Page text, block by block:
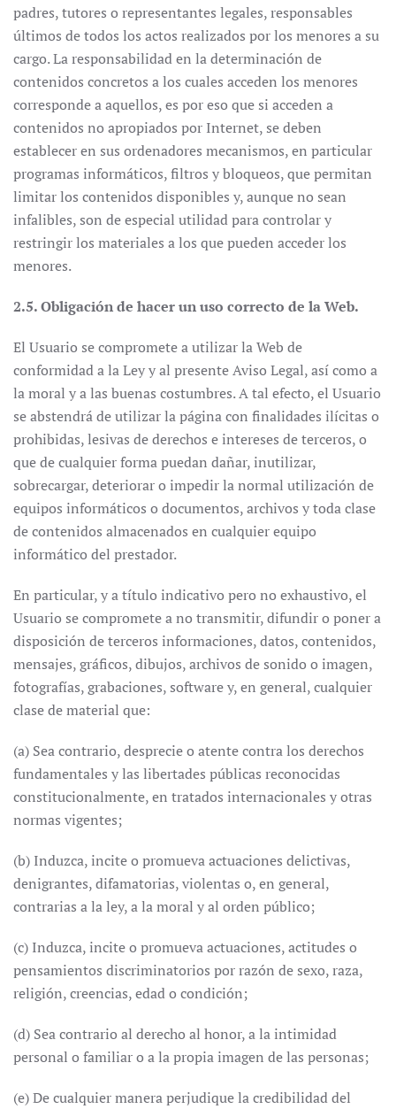
padres, tutores o representantes legales, responsables
últimos de todos los actos realizados por los menores a su
cargo. La responsabilidad en la determinación de
contenidos concretos a los cuales acceden los menores
corresponde a aquellos, es por eso que si acceden a
contenidos no apropiados por Internet, se deben
establecer en sus ordenadores mecanismos, en particular
programas informáticos, filtros y bloqueos, que permitan
limitar los contenidos disponibles y, aunque no sean
infalibles, son de especial utilidad para controlar y
restringir los materiales a los que pueden acceder los
menores.
2.5. Obligación de hacer un uso correcto de la Web.
El Usuario se compromete a utilizar la Web de
conformidad a la Ley y al presente Aviso Legal, así como a
la moral y a las buenas costumbres. A tal efecto, el Usuario
se abstendrá de utilizar la página con finalidades ilícitas o
prohibidas, lesivas de derechos e intereses de terceros, o
que de cualquier forma puedan dañar, inutilizar,
sobrecargar, deteriorar o impedir la normal utilización de
equipos informáticos o documentos, archivos y toda clase
de contenidos almacenados en cualquier equipo
informático del prestador.
En particular, y a título indicativo pero no exhaustivo, el
Usuario se compromete a no transmitir, difundir o poner a
disposición de terceros informaciones, datos, contenidos,
mensajes, gráficos, dibujos, archivos de sonido o imagen,
fotografías, grabaciones, software y, en general, cualquier
clase de material que:
(a) Sea contrario, desprecie o atente contra los derechos
fundamentales y las libertades públicas reconocidas
constitucionalmente, en tratados internacionales y otras
normas vigentes;
(b) Induzca, incite o promueva actuaciones delictivas,
denigrantes, difamatorias, violentas o, en general,
contrarias a la ley, a la moral y al orden público;
(c) Induzca, incite o promueva actuaciones, actitudes o
pensamientos discriminatorios por razón de sexo, raza,
religión, creencias, edad o condición;
(d) Sea contrario al derecho al honor, a la intimidad
personal o familiar o a la propia imagen de las personas;
(e) De cualquier manera perjudique la credibilidad del